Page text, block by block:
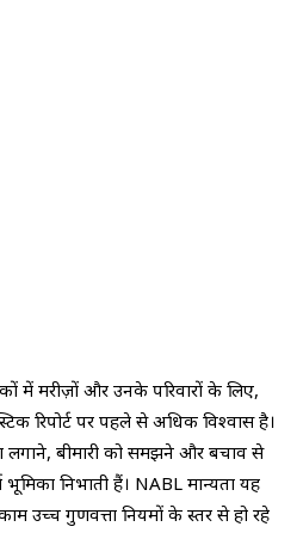
में मरीज़ों और उनके परिवारों के लिए,
रिपोर्ट पर पहले से अधिक विश्वास है।
लगाने, बीमारी को समझने और बचाव से
निभाती हैं। NABL मान्यता यह
उच्च गुणवत्ता नियमों के स्तर से हो रहे